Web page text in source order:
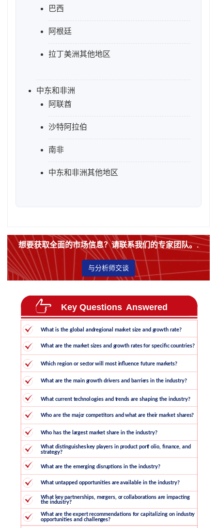
巴西
阿根廷
拉丁美洲其他地区
中东和非洲
阿联酋
沙特阿拉伯
南非
中东和非洲其他地区
想要获取全面的市场信息？请联系我们的专家团队。.
与分析师交谈